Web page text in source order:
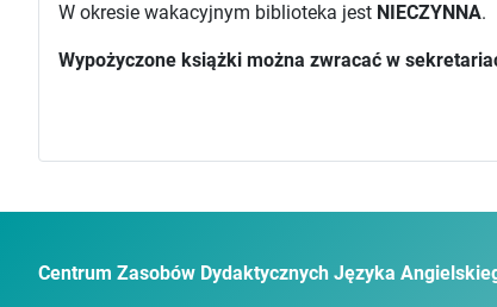
W okresie wakacyjnym biblioteka jest NIECZYNNA.
Wypożyczone książki można zwracać w
Centrum Zasobów Dydaktycznych Języka